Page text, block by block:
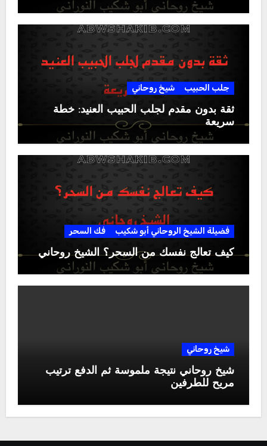
جلب الحبيب شيخ روحاني
ثقة بدون مقدم لجلب الحبيب العنيد: خطة
سريعة
فضيلة الشيخ الروحاني أبو شكيب فك السحر
كيف تعالج نفسك من السحر؟ الشيخ روحاني
شيخ روحاني
شيخ روحاني نتيجة ملموسة ثم الدفع ترتيب
مريح للطرفين